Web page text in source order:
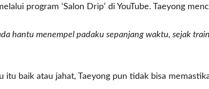
program ‘Salon Drip’ di YouTube. Taeyong
hantu menempel padaku sepanjang waktu, sejak
itu baik atau jahat, Taeyong pun tidak bisa